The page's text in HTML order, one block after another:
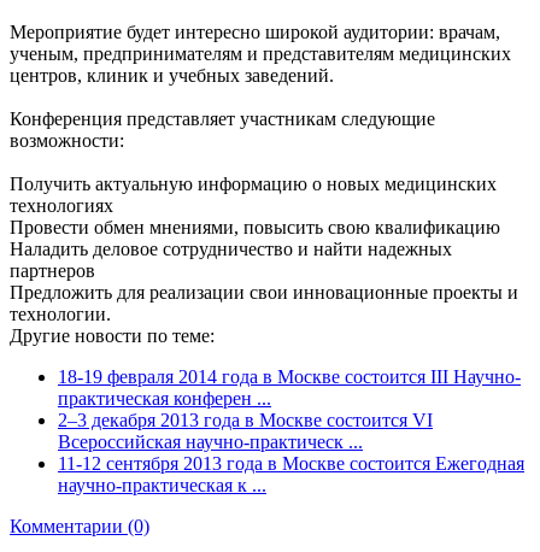
Мероприятие будет интересно широкой аудитории: врачам,
ученым, предпринимателям и представителям медицинских
центров, клиник и учебных заведений.
Конференция представляет участникам следующие
возможности:
Получить актуальную информацию о новых медицинских
технологиях
Провести обмен мнениями, повысить свою квалификацию
Наладить деловое сотрудничество и найти надежных
партнеров
Предложить для реализации свои инновационные проекты и
технологии.
Другие новости по теме:
18-19 февраля 2014 года в Москве состоится III Научно-
практическая конферен ...
2–3 декабря 2013 года в Москве состоится VI
Всероссийская научно-практическ ...
11-12 сентября 2013 года в Москве состоится Ежегодная
научно-практическая к ...
Комментарии (0)